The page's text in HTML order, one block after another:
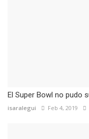
El Super Bowl no pudo
isaralegui Feb 4, 2019